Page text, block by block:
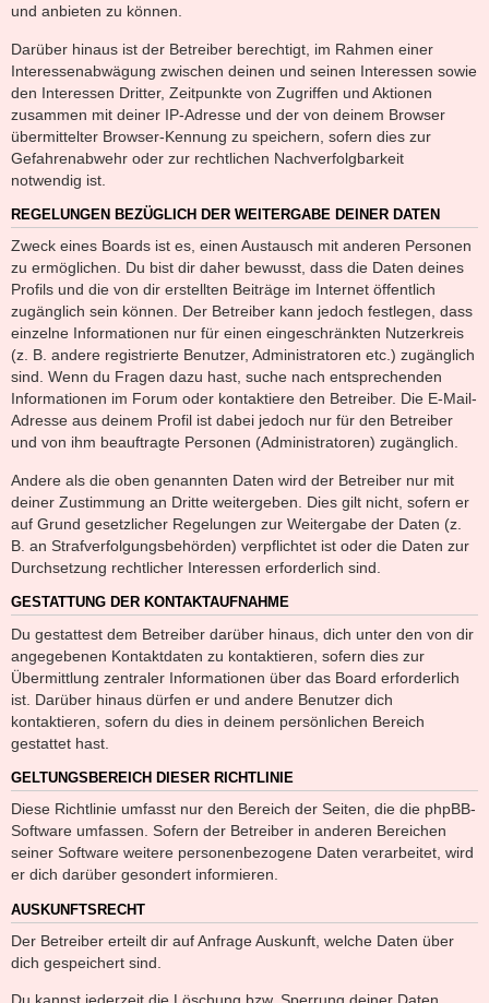
und anbieten zu können.
Darüber hinaus ist der Betreiber berechtigt, im Rahmen einer
Interessenabwägung zwischen deinen und seinen Interessen sowie
den Interessen Dritter, Zeitpunkte von Zugriffen und Aktionen
zusammen mit deiner IP-Adresse und der von deinem Browser
übermittelter Browser-Kennung zu speichern, sofern dies zur
Gefahrenabwehr oder zur rechtlichen Nachverfolgbarkeit
notwendig ist.
REGELUNGEN BEZÜGLICH DER WEITERGABE DEINER DATEN
Zweck eines Boards ist es, einen Austausch mit anderen Personen
zu ermöglichen. Du bist dir daher bewusst, dass die Daten deines
Profils und die von dir erstellten Beiträge im Internet öffentlich
zugänglich sein können. Der Betreiber kann jedoch festlegen, dass
einzelne Informationen nur für einen eingeschränkten Nutzerkreis
(z. B. andere registrierte Benutzer, Administratoren etc.) zugänglich
sind. Wenn du Fragen dazu hast, suche nach entsprechenden
Informationen im Forum oder kontaktiere den Betreiber. Die E-Mail-
Adresse aus deinem Profil ist dabei jedoch nur für den Betreiber
und von ihm beauftragte Personen (Administratoren) zugänglich.
Andere als die oben genannten Daten wird der Betreiber nur mit
deiner Zustimmung an Dritte weitergeben. Dies gilt nicht, sofern er
auf Grund gesetzlicher Regelungen zur Weitergabe der Daten (z.
B. an Strafverfolgungsbehörden) verpflichtet ist oder die Daten zur
Durchsetzung rechtlicher Interessen erforderlich sind.
GESTATTUNG DER KONTAKTAUFNAHME
Du gestattest dem Betreiber darüber hinaus, dich unter den von dir
angegebenen Kontaktdaten zu kontaktieren, sofern dies zur
Übermittlung zentraler Informationen über das Board erforderlich
ist. Darüber hinaus dürfen er und andere Benutzer dich
kontaktieren, sofern du dies in deinem persönlichen Bereich
gestattet hast.
GELTUNGSBEREICH DIESER RICHTLINIE
Diese Richtlinie umfasst nur den Bereich der Seiten, die die phpBB-
Software umfassen. Sofern der Betreiber in anderen Bereichen
seiner Software weitere personenbezogene Daten verarbeitet, wird
er dich darüber gesondert informieren.
AUSKUNFTSRECHT
Der Betreiber erteilt dir auf Anfrage Auskunft, welche Daten über
dich gespeichert sind.